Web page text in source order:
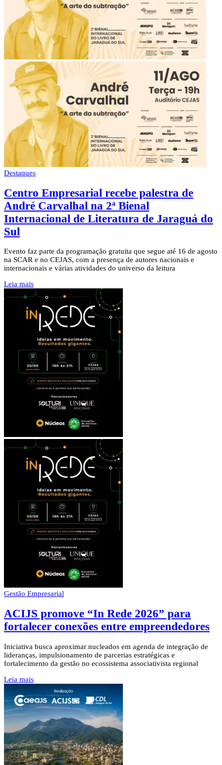
Destaques
Centro Empresarial recebe palestra de
André Carvalhal na 2ª Bienal
Internacional de Literatura de Jaraguá do
Sul
Evento faz parte da programação gratuita que segue até 16 de agosto
na SCAR e no CEJAS, com a presença de autores nacionais e
internacionais e várias atividades do universo da leitura
Leia mais
Gestão Empresarial
ACIJS promove “In Rede 2026” para
fortalecer conexões entre empreendedores
Iniciativa busca aproximar nucleados em agenda de integração de
lideranças, impulsionamento de parcerias estratégicas e
fortalecimento da gestão no ecossistema associativista regional
Leia mais